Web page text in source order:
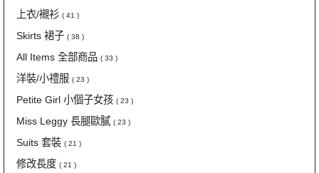
上衣/襯衫 ( 41 )
Skirts 裙子 ( 38 )
All Items 全部商品 ( 33 )
洋裝/小禮服 ( 23 )
Petite Girl 小個子女孩 ( 23 )
Miss Leggy 長腿歐膩 ( 23 )
Suits 套裝 ( 21 )
修改長度 ( 21 )